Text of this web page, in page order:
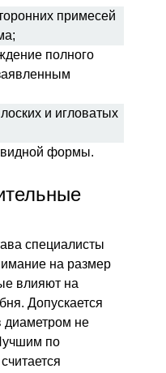
примесей
полного
и игловатых
формы.
специалисты
на размер
влияют на
Допускается
диаметром не
по